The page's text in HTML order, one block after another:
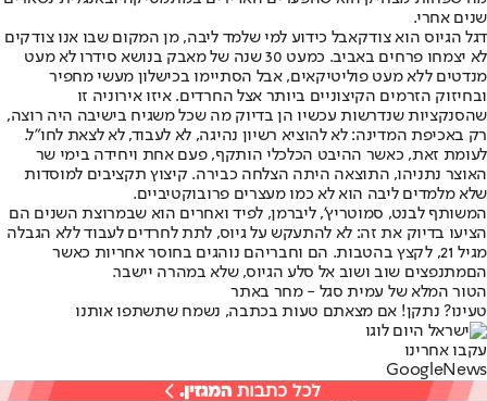
שנים אחרי.
דגל הגיוס הוא צודקאבל כידוע למי שלמד ליבה, מן המקום שבו אנו צודקים
לא יצמחו פרחים באביב. כמעט 30 שנה של מאבק בנושא סידרו לא מעט
מנדטים ללא מעט פוליטיקאים, אבל הסתיימו בכישלון מעשי מחפיר
ובחיזוק הזרמים הקיצוניים ביותר אצל החרדים. איזו אירוניה זו
שהסנקציות שנדרשות עכשיו הן בדיוק מה שכל משגיח בישיבה היה רוצה,
רק באכיפת המדינה: לא להוציא רשיון נהיגה, לא לעבוד, לא לצאת לחו"ל.
לעומת זאת, כאשר ההיבט הכלכלי הותקף, פעם אחת ויחידה בימי שר
האוצר נתניהו, התוצאה היתה הצלחה כבירה. קיצוץ תקציבים למוסדות
שלא מלמדים ליבה הוא לא כמו מעצרים פרובוקטיביים.
המשותף לבנט, סמוטריץ', ליברמן, לפיד ואחרים הוא שבמרוצת השנים הם
הציעו בדיוק את זה: לא להתעקש על גיוס, לתת לחרדים לעבוד ללא הגבלה
מגיל 21, לקצץ בהטבות. הם וחבריהם נוהגים בחוסר אחריות כאשר
הםמתנפצים שוב ושוב אל סלע הגיוס, שלא במהרה יישבר.
הטור המלא של עמית סגל - מחר באתר
טעינו? נתקן! אם מצאתם טעות בכתבה, נשמח שתשתפו אותנו
עקבו אחרינו
Googl eNews